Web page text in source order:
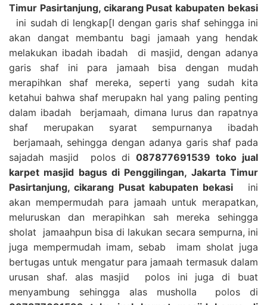
Timur Pasirtanjung, cikarang Pusat kabupaten bekasi
ini sudah di lengkap[I dengan garis shaf sehingga ini
akan dangat membantu bagi jamaah yang hendak
melakukan ibadah ibadah di masjid, dengan adanya
garis shaf ini para jamaah bisa dengan mudah
merapihkan shaf mereka, seperti yang sudah kita
ketahui bahwa shaf merupakn hal yang paling penting
dalam ibadah berjamaah, dimana lurus dan rapatnya
shaf merupakan syarat sempurnanya ibadah
berjamaah, sehingga dengan adanya garis shaf pada
sajadah masjid polos di 087877691539 toko jual
karpet masjid bagus di Penggilingan, Jakarta Timur
Pasirtanjung, cikarang Pusat kabupaten bekasi ini
akan mempermudah para jamaah untuk merapatkan,
meluruskan dan merapihkan sah mereka sehingga
sholat jamaahpun bisa di lakukan secara sempurna, ini
juga mempermudah imam, sebab imam sholat juga
bertugas untuk mengatur para jamaah termasuk dalam
urusan shaf. alas masjid polos ini juga di buat
menyambung sehingga alas musholla polos di